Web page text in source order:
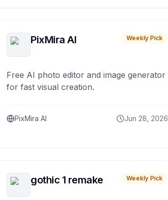
PixMira AI Weekly Pick
Free AI photo editor and image generator
for fast visual creation.
PixMira AI Jun 28, 2026
gothic 1 remake Weekly Pick